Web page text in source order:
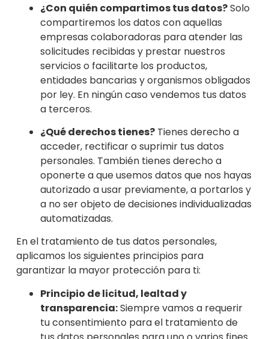
¿Con quién compartimos tus datos?Solo
compartiremos los datos con aquellas
empresas colaboradoras para atender las
solicitudes recibidas y prestar nuestros
servicios o facilitarte los productos,
entidades bancarias y organismos obligados
por ley. En ningún caso vendemos tus datos
a terceros.
¿Qué derechos tienes?Tienes derecho a
acceder, rectificar o suprimir tus datos
personales. También tienes derecho a
oponerte a que usemos datos que nos hayas
autorizado a usar previamente, a portarlos y
a no ser objeto de decisiones individualizadas
automatizadas.
En el tratamiento de tus datos personales,
aplicamos los siguientes principios para
garantizar la mayor protección para ti:
Principio de licitud, lealtad y
transparencia:Siempre vamos a requerir
tu consentimiento para el tratamiento de